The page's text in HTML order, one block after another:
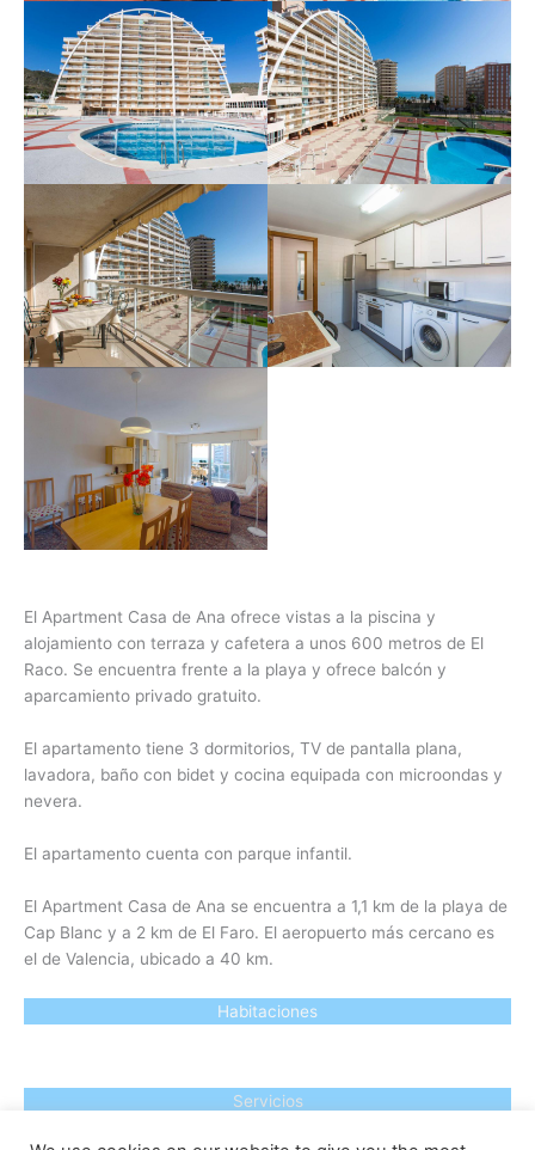
El Apartment Casa de Ana ofrece vistas a la piscina y
alojamiento con terraza y cafetera a unos 600 metros de El
Raco. Se encuentra frente a la playa y ofrece balcón y
aparcamiento privado gratuito.
El apartamento tiene 3 dormitorios, TV de pantalla plana,
lavadora, baño con bidet y cocina equipada con microondas y
nevera.
El apartamento cuenta con parque infantil.
El Apartment Casa de Ana se encuentra a 1,1 km de la playa de
Cap Blanc y a 2 km de El Faro. El aeropuerto más cercano es
el de Valencia, ubicado a 40 km.
Habitaciones
Servicios